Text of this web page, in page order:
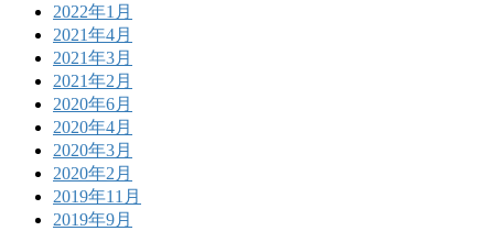
2022年1月
2021年4月
2021年3月
2021年2月
2020年6月
2020年4月
2020年3月
2020年2月
2019年11月
2019年9月